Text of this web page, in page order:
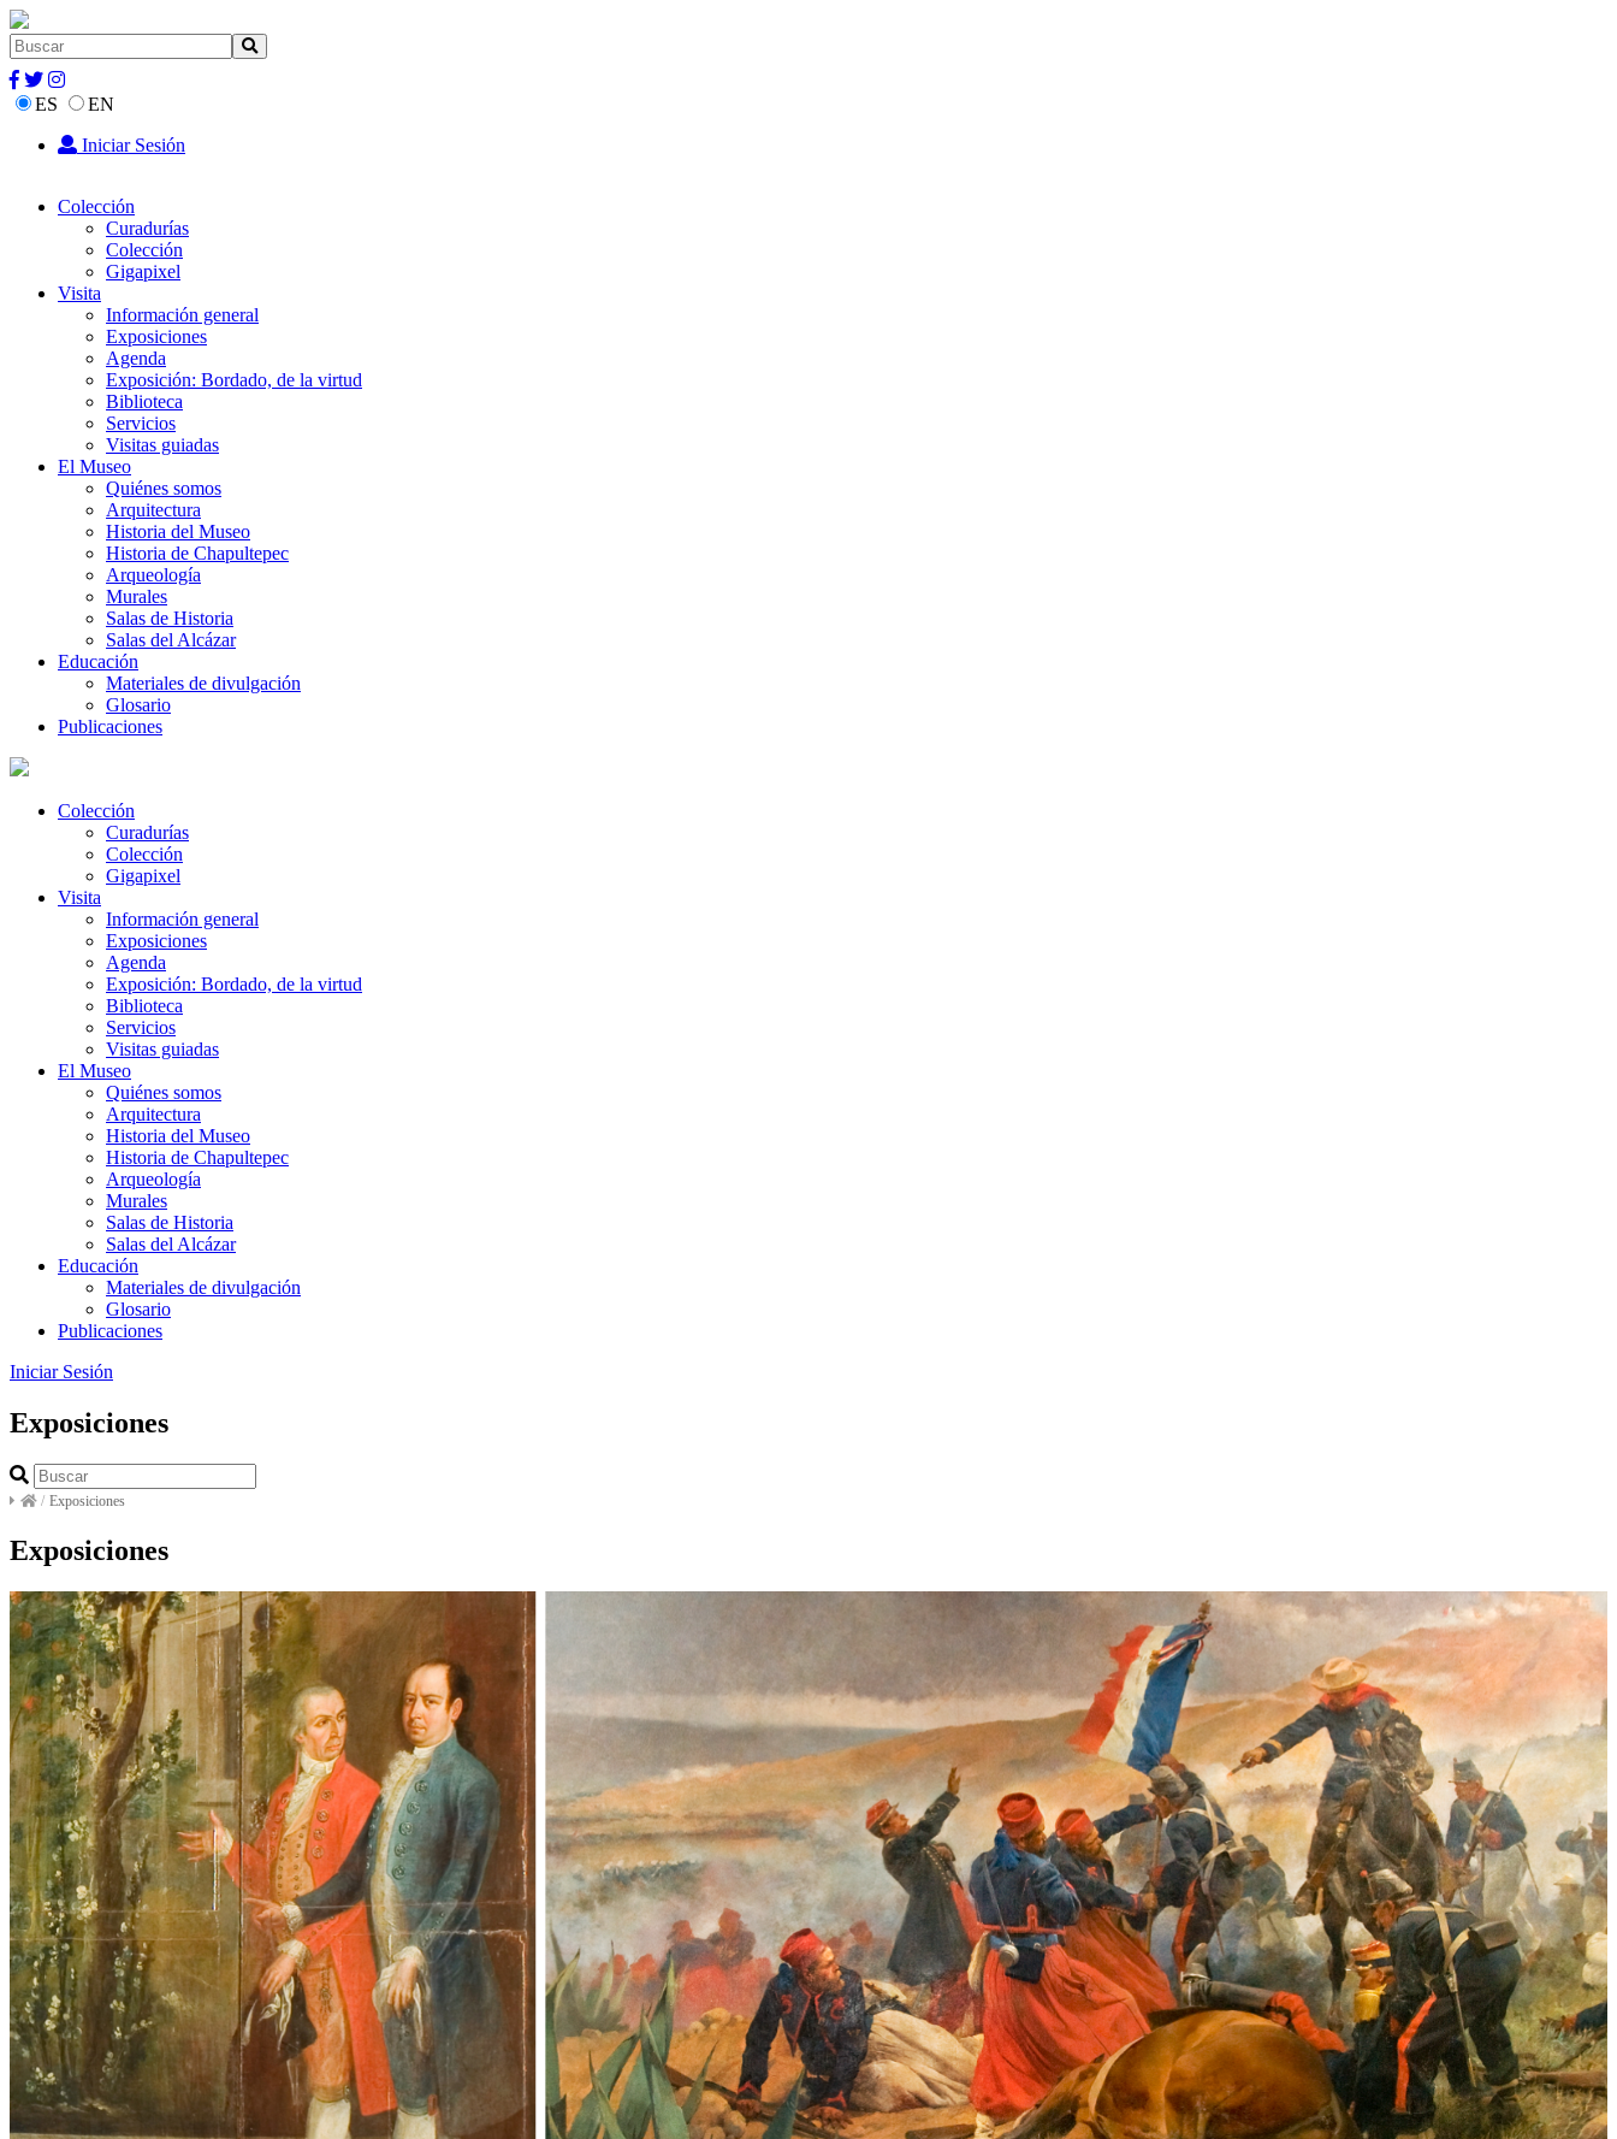
ES
EN
Iniciar Sesión
Colección
Curadurías
Colección
Gigapixel
Visita
Información general
Exposiciones
Agenda
Exposición: Bordado, de la virtud
Biblioteca
Servicios
Visitas guiadas
El Museo
Quiénes somos
Arquitectura
Historia del Museo
Historia de Chapultepec
Arqueología
Murales
Salas de Historia
Salas del Alcázar
Educación
Materiales de divulgación
Glosario
Publicaciones
Colección
Curadurías
Colección
Gigapixel
Visita
Información general
Exposiciones
Agenda
Exposición: Bordado, de la virtud
Biblioteca
Servicios
Visitas guiadas
El Museo
Quiénes somos
Arquitectura
Historia del Museo
Historia de Chapultepec
Arqueología
Murales
Salas de Historia
Salas del Alcázar
Educación
Materiales de divulgación
Glosario
Publicaciones
Iniciar Sesión
Exposiciones
/ Exposiciones
Exposiciones